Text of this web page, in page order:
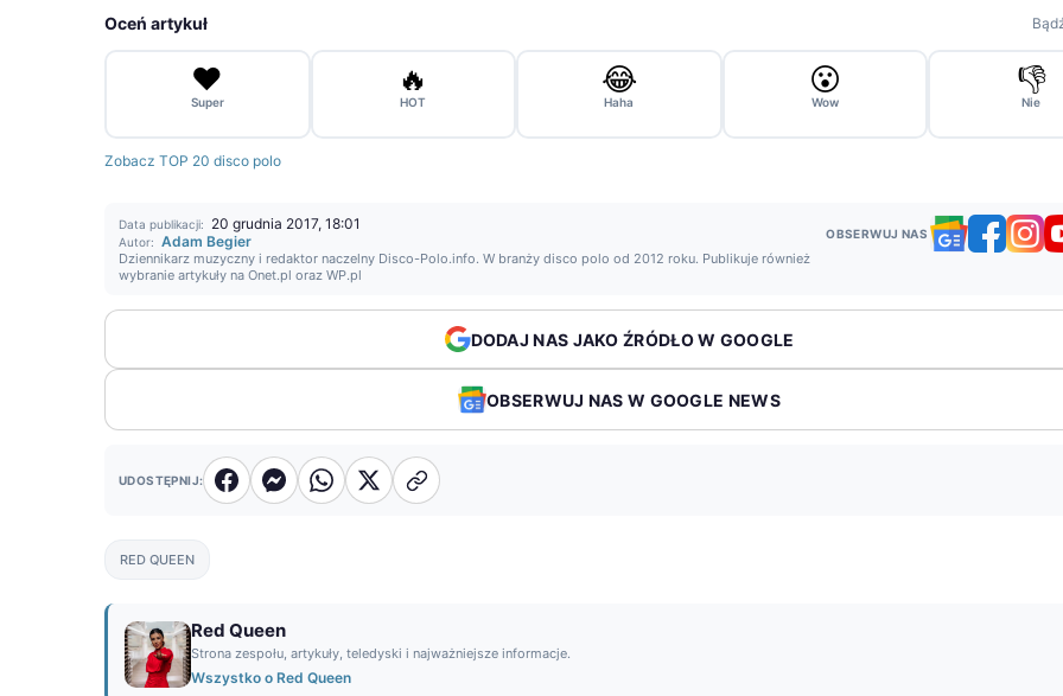
Oceń artykuł
❤️
Super
🔥
HOT
😂
Haha
😮
Wow
👎
Nie
Zobacz TOP 20 disco polo
Data publikacji: 20 grudnia 2017, 18:01
Autor: Adam Begier
Dziennikarz muzyczny i redaktor naczelny Disco-Polo.info. W branży disco polo od 2012 roku. Publikuje również
wybranie artykuły na Onet.pl oraz WP.pl
OBSERWUJ NAS
DODAJ NAS JAKO ŹRÓDŁO W GOOGLE
OBSERWUJ NAS W GOOGLE NEWS
UDOSTĘPNIJ:
RED QUEEN
Red Queen
Strona zespołu, artykuły, teledyski i najważniejsze informacje.
Wszystko o Red Queen